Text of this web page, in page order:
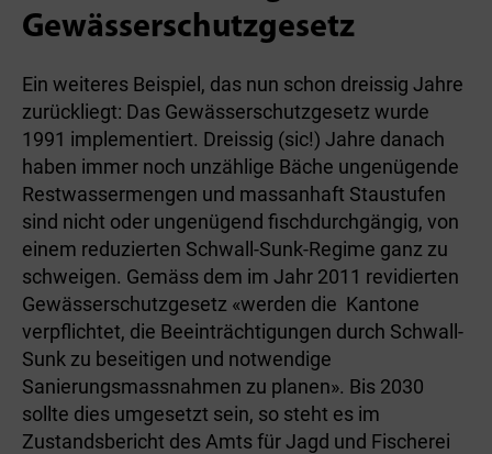
Gewässerschutzgesetz
Ein weiteres Beispiel, das nun schon dreissig Jahre
zurückliegt: Das Gewässerschutzgesetz wurde
1991 implementiert. Dreis­sig (sic!) Jahre danach
haben immer noch unzählige Bäche ungenügende
Restwassermengen und massanhaft Staustufen
sind nicht oder ungenügend fischdurchgängig, von
einem reduzierten Schwall-Sunk-Regime ganz zu
schweigen. Gemäss dem im Jahr 2011 revidierten
Gewässerschutzgesetz «werden die Kantone
verpflichtet, die Beeinträchtigungen durch Schwall-
Sunk zu beseitigen und notwendige
Sanierungsmassnahmen zu planen». Bis 2030
sollte dies umgesetzt sein, so steht es im
Zustandsbericht des Amts für Jagd und Fischerei